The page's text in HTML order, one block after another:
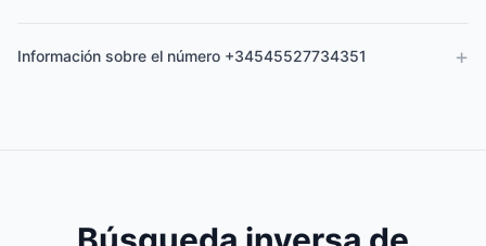
Información sobre el número +34545527734351 +